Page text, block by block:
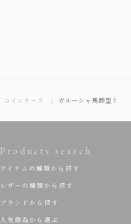
コインケース ガルーシャ馬蹄型ラウ
Products search
アイテムの種類から探す
レザーの種類から探す
ブランドから探す
人気商品から選ぶ